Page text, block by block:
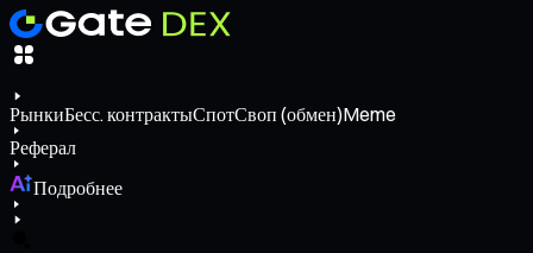
РынкиБесс. контрактыСпотСвоп (обмен)Meme
Реферал
Подробнее